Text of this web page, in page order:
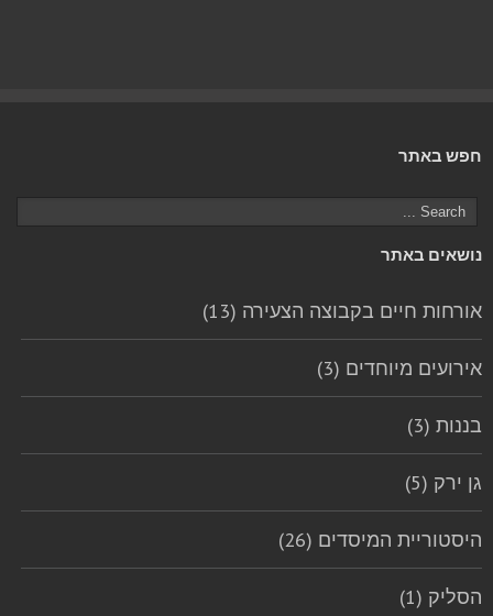
חפש באתר
נושאים באתר
אורחות חיים בקבוצה הצעירה (13)
אירועים מיוחדים (3)
בננות (3)
גן ירק (5)
היסטוריית המיסדים (26)
הסליק (1)